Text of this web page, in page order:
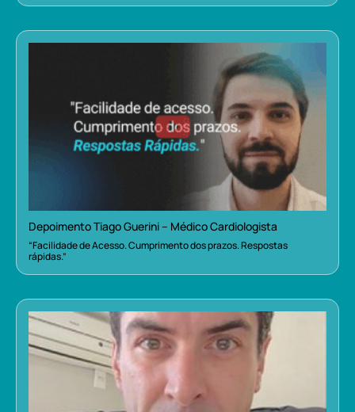
Depoimento Tiago Guerini – Médico Cardiologista
“Facilidade de Acesso. Cumprimento dos prazos. Respostas
rápidas.”